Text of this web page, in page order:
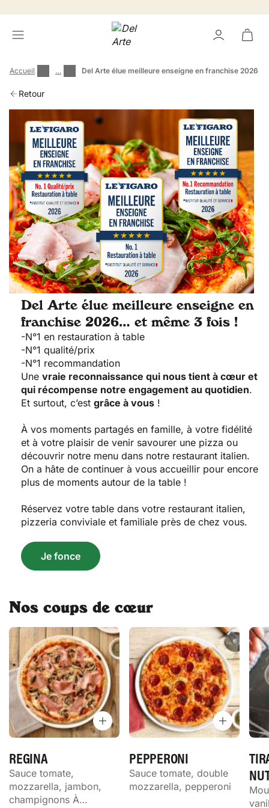
Accueil … Del Arte élue meilleure enseigne en franchise 2026
Retour
Del Arte élue meilleure enseigne en
franchise 2026… et même 3 fois !
-N°1 en restauration à table
-N°1 qualité/prix
-N°1 recommandation
Une vraie reconnaissance qui nous tient à cœur et
qui récompense notre engagement au quotidien.
Et surtout, c’est grâce à vous !
À vos moments partagés en famille, à votre fidélité
et à votre plaisir de venir savourer une pizza ou
découvrir notre menu dans notre restaurant italien.
On a hâte de continuer à vous accueillir pour encore
plus de moments autour de la table !
Réservez votre table dans votre restaurant italien,
pizzeria conviviale et familiale près de chez vous.
Je fonce
Nos coups de cœur
REGINA
Sauce tomate,
mozzarella, jambon,
champignons À
PEPPERONI
Sauce tomate, double
mozzarella, pepperoni